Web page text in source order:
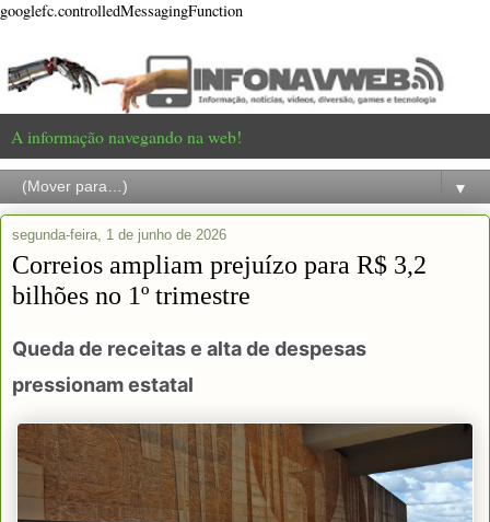
googlefc.controlledMessagingFunction
A informação navegando na web!
▼
segunda-feira, 1 de junho de 2026
Correios ampliam prejuízo para R$ 3,2
bilhões no 1º trimestre
Queda de receitas e alta de despesas
pressionam estatal